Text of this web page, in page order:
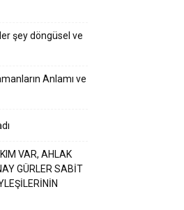
şey döngüsel ve
Anlamı ve
VAR, AHLAK
GÜRLER SABİT